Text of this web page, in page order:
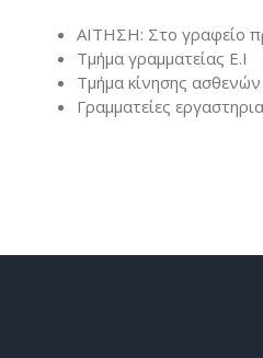
ΑΙΤΗΣΗ: Στο γραφείο
Τμήμα γραμματείας Ε.Ι
Τμήμα κίνησης ασθενών
Γραμματείες